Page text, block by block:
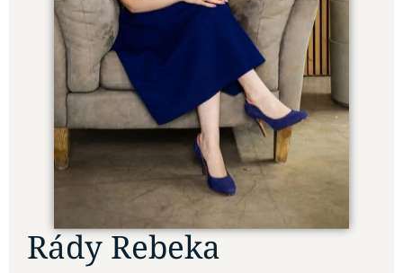
Rády Rebeka
- Ingatlanspecialista
rady.rebeka@yhome.hu